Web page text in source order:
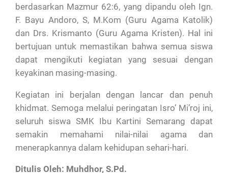
berdasarkan Mazmur 62:6, yang dipandu oleh Ign.
F. Bayu Andoro, S, M.Kom (Guru Agama Katolik)
dan Drs. Krismanto (Guru Agama Kristen). Hal ini
bertujuan untuk memastikan bahwa semua siswa
dapat mengikuti kegiatan yang sesuai dengan
keyakinan masing-masing.
Kegiatan ini berjalan dengan lancar dan penuh
khidmat. Semoga melalui peringatan Isro’ Mi’roj ini,
seluruh siswa SMK Ibu Kartini Semarang dapat
semakin memahami nilai-nilai agama dan
menerapkannya dalam kehidupan sehari-hari.
Ditulis Oleh: Muhdhor, S.Pd.